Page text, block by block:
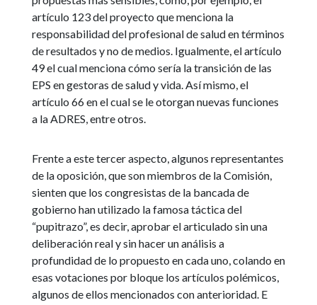
artículo 123 del proyecto que menciona la
responsabilidad del profesional de salud en términos
de resultados y no de medios. Igualmente, el artículo
49 el cual menciona cómo sería la transición de las
EPS en gestoras de salud y vida. Así mismo, el
artículo 66 en el cual se le otorgan nuevas funciones
a la ADRES, entre otros.
Frente a este tercer aspecto, algunos representantes
de la oposición, que son miembros de la Comisión,
sienten que los congresistas de la bancada de
gobierno han utilizado la famosa táctica del
“pupitrazo”, es decir, aprobar el articulado sin una
deliberación real y sin hacer un análisis a
profundidad de lo propuesto en cada uno, colando en
esas votaciones por bloque los artículos polémicos,
algunos de ellos mencionados con anterioridad. E